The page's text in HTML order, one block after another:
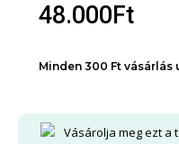
48.000Ft
Minden 300 Ft vásárlás
Vásárolja meg ezt a